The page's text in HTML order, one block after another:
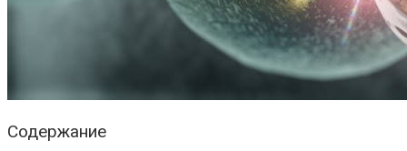
Содержание